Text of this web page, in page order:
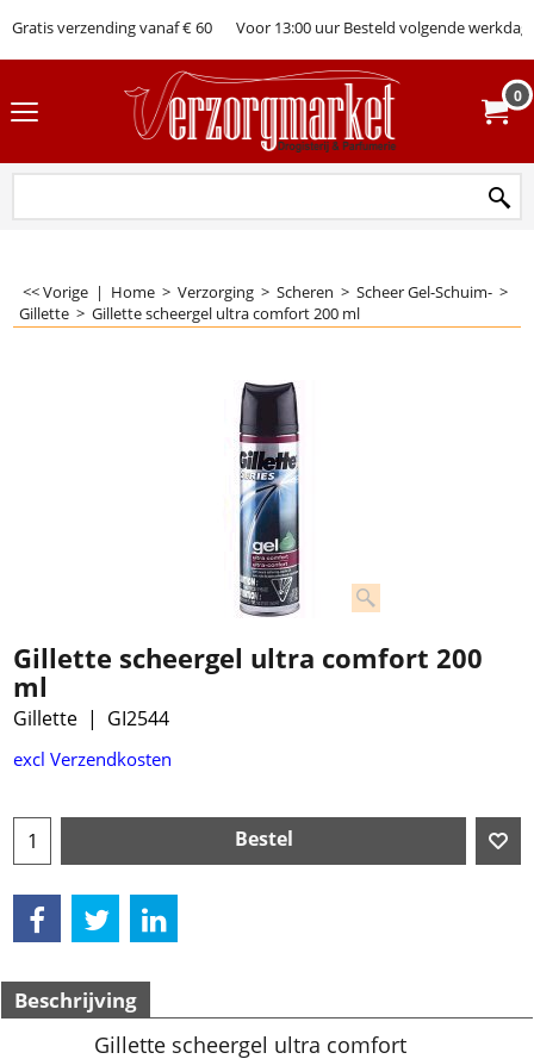
Gratis verzending vanaf € 60 Voor 13:00 uur Besteld volgende werkdag
0
<< Vorige | Home > Verzorging > Scheren > Scheer Gel-Schuim- >
Gillette > Gillette scheergel ultra comfort 200 ml
Gillette scheergel ultra comfort 200
ml
Gillette GI2544
excl Verzendkosten
Bestel
Beschrijving
Gillette scheergel ultra comfort